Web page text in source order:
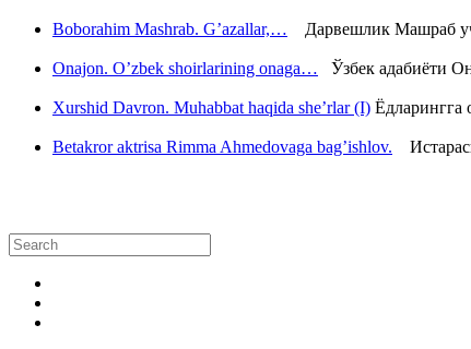
Boborahim Mashrab. G’azallar,… Дарвешлик Машраб
Onajon. O’zbek shoirlarining onaga… Ўзбек адабиёти
Xurshid Davron. Muhabbat haqida she’rlar (I) Ёдларингга
Betakror aktrisa Rimma Ahmedovaga bag’ishlov.